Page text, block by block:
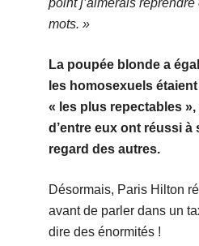
point j’aimerais
mots. »
La poupée blonde a
les homosexuels
« les plus repectables
d’entre eux ont réussi à
regard des autres.
Désormais, Paris Hilton
avant de parler dans un
dire des énormités !